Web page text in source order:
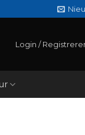
Login /